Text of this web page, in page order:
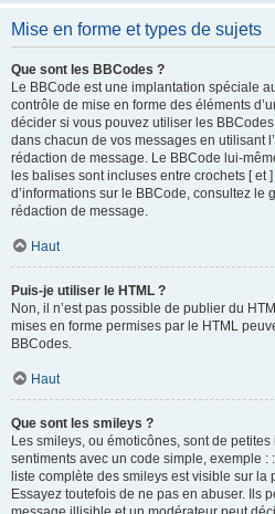
Mise en forme et types de sujets
Que sont les BBCodes ?
Le BBCode est une implantation spéciale
contrôle de mise en forme des éléments
décider si vous pouvez utiliser les
dans chacun de vos messages en utilisant
rédaction de message. Le BBCode lui-
les balises sont incluses entre crochets [ et
d’informations sur le BBCode, consultez
rédaction de message.
Haut
Puis-je utiliser le HTML ?
Non, il n’est pas possible de publier du
mises en forme permises par le HTML
BBCodes.
Haut
Que sont les smileys ?
Les smileys, ou émoticônes, sont de
sentiments avec un code simple, exemple :
liste complète des smileys est visible sur
Essayez toutefois de ne pas en abuser. Ils